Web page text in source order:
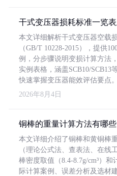
干式变压器损耗标准一览
本文详细解析干式变压器空载
（GB/T 10228-2015），提供
例，分步骤说明变损计算方法
实例表格，涵盖SCB10/SCB13
快速掌握变压器能效评估要点。
2026年8月4日
铜棒的重量计算方法有哪些
本文详细介绍了铜棒和黄铜棒
（理论公式法、查表法、在线
棒密度取值（8.4-8.7g/cm³）
际计算案例、误差分析及选材